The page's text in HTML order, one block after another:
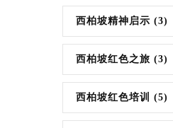
西柏坡精神启示 (3)
西柏坡红色之旅 (3)
西柏坡红色培训 (5)